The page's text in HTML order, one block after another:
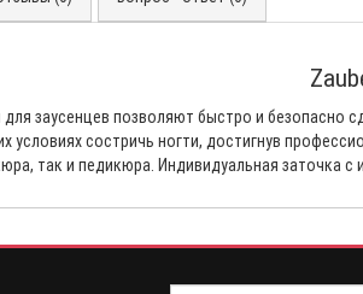
для заусенцев позволяют быстро и
условиях состричь ногти, достигнув
так и педикюра. Индивидуальная заточка с